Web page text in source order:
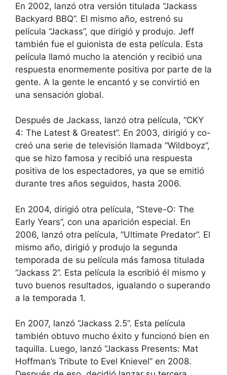
En 2002, lanzó otra versión titulada “Jackass
Backyard BBQ”. El mismo año, estrenó su
película “Jackass”, que dirigió y produjo. Jeff
también fue el guionista de esta película. Esta
película llamó mucho la atención y recibió una
respuesta enormemente positiva por parte de la
gente. A la gente le encantó y se convirtió en
una sensación global.
Después de Jackass, lanzó otra película, “CKY
4: The Latest & Greatest”. En 2003, dirigió y co-
creó una serie de televisión llamada “Wildboyz”,
que se hizo famosa y recibió una respuesta
positiva de los espectadores, ya que se emitió
durante tres años seguidos, hasta 2006.
En 2004, dirigió otra película, “Steve-O: The
Early Years”, con una aparición especial. En
2006, lanzó otra película, “Ultimate Predator”. El
mismo año, dirigió y produjo la segunda
temporada de su película más famosa titulada
“Jackass 2”. Esta película la escribió él mismo y
tuvo buenos resultados, igualando o superando
a la temporada 1.
En 2007, lanzó “Jackass 2.5”. Esta película
también obtuvo mucho éxito y funcionó bien en
taquilla. Luego, lanzó “Jackass Presents: Mat
Hoffman’s Tribute to Evel Knievel” en 2008.